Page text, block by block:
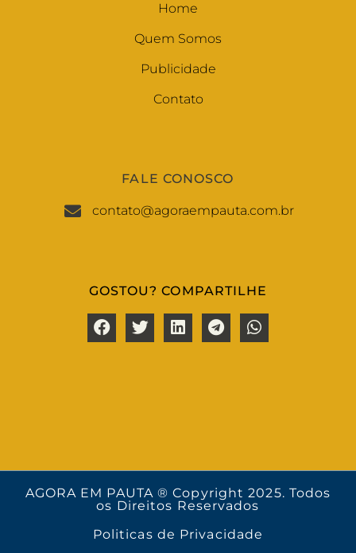
Home
Quem Somos
Publicidade
Contato
FALE CONOSCO
contato@agoraempauta.com.br
GOSTOU? COMPARTILHE
AGORA EM PAUTA ® Copyright 2025. Todos
os Direitos Reservados
Politicas de Privacidade